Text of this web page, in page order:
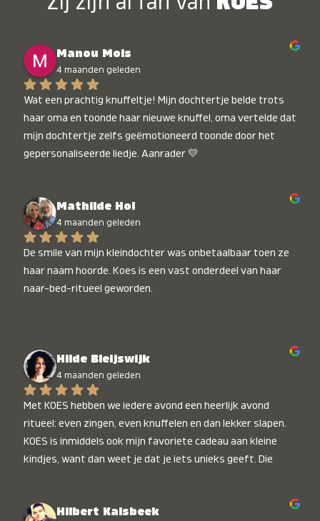
Manou Mols
4 maanden geleden
Wat een prachtig knuffeltje! Mijn dochtertje belde trots
haar oma en toonde haar nieuwe knuffel, oma vertelde dat
mijn dochtertje zelfs geëmotioneerd toonde door het
gepersonaliseerde liedje. Aanrader 💛
Mathilde Hol
4 maanden geleden
De smile van mijn kleindochter was onbetaalbaar toen ze
haar naam hoorde. Koes is een vast onderdeel van haar
naar-bed-ritueel geworden.
Hilde Bleijswijk
4 maanden geleden
Met KOES hebben we iedere avond een heerlijk avond
ritueel: even zingen, even knuffelen en dan lekker slapen.
KOES is inmiddels ook mijn favoriete cadeau aan kleine
kindjes, want dan weet je dat je iets unieks geeft. Die
Hilbert Kalsbeek